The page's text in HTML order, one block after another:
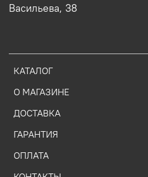
КАТАЛОГ
О МАГАЗИНЕ
ДОСТАВКА
ГАРАНТИЯ
ОПЛАТА
Васильева, 38